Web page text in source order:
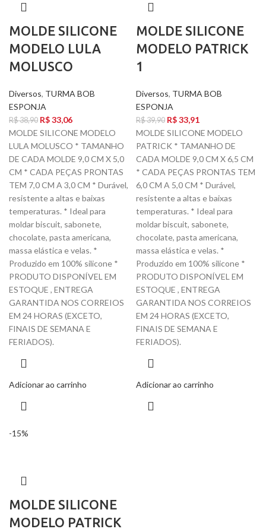
MOLDE SILICONE
MODELO LULA
MOLUSCO
Diversos, TURMA BOB
ESPONJA
R$38,90 R$33,06
MOLDE SILICONE MODELO
LULA MOLUSCO * TAMANHO
DE CADA MOLDE 9,0 CM X 5,0
CM * CADA PEÇAS PRONTAS
TEM 7,0 CM A 3,0 CM * Durável,
resistente a altas e baixas
temperaturas. * Ideal para
moldar biscuit, sabonete,
chocolate, pasta americana,
massa elástica e velas. *
Produzido em 100% silicone *
PRODUTO DISPONÍVEL EM
ESTOQUE , ENTREGA
GARANTIDA NOS CORREIOS
EM 24 HORAS (EXCETO,
FINAIS DE SEMANA E
FERIADOS).
Adicionar ao carrinho
MOLDE SILICONE
MODELO PATRICK
1
Diversos, TURMA BOB
ESPONJA
R$39,90 R$33,91
MOLDE SILICONE MODELO
PATRICK * TAMANHO DE
CADA MOLDE 9,0 CM X 6,5 CM
* CADA PEÇAS PRONTAS TEM
6,0 CM A 5,0 CM * Durável,
resistente a altas e baixas
temperaturas. * Ideal para
moldar biscuit, sabonete,
chocolate, pasta americana,
massa elástica e velas. *
Produzido em 100% silicone *
PRODUTO DISPONÍVEL EM
ESTOQUE , ENTREGA
GARANTIDA NOS CORREIOS
EM 24 HORAS (EXCETO,
FINAIS DE SEMANA E
FERIADOS).
Adicionar ao carrinho
-15%
MOLDE SILICONE
MODELO PATRICK